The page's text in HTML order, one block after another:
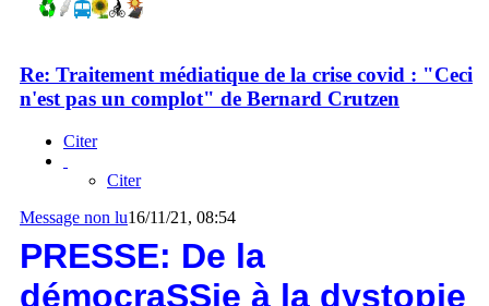
Re: Traitement médiatique de la crise covid : "Ceci
n'est pas un complot" de Bernard Crutzen
Citer
Citer
Message non lu16/11/21, 08:54
PRESSE: De la
démocraSSie à la dystopie